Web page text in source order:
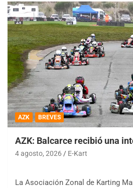
AZK BREVES
AZK: Balcarce recibió una
4 agosto, 2026 E-Kart
La Asociación Zonal de Karting